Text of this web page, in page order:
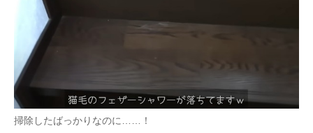
掃除したばっかりなのに……！